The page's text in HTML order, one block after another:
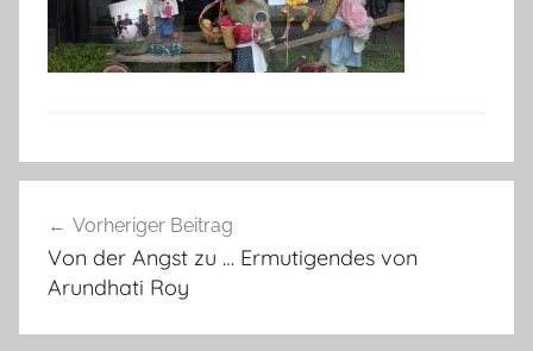
Vorheriger Beitrag
Von der Angst zu … Ermutigendes von
Arundhati Roy